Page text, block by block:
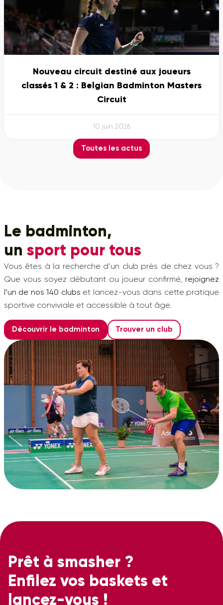
Nouveau circuit destiné aux joueurs
classés 1 & 2 : Belgian Badminton Masters
Circuit
10 juin 2026
Toutes les actus
Le badminton,
un sport pour tous
Vous êtes à la recherche d’un club près de chez vous ?
Que vous soyez débutant ou joueur confirmé, rejoignez
l’un de nos 140 clubs et lancez-vous dans cette pratique
sportive conviviale et accessible à tout âge.
Découvrir le badminton Trouver un club
Prêt à smasher ?
Enfilez vos baskets et
lancez-vous !